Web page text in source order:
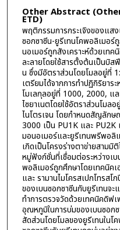
Other Abstract
ETD)
พฤติกรรมการกระเจิงของแส
ซอกซาซีน-ยูรีเทนโคพอลิเมอร์
นอเมอร์ถูกสังเคราะห์ด้วยเทค
ละลายโดยใช้สารตั้งต้นเป็นบิ
น ซึ่งมีอัตราส่วนโดยโมลอยู่ที่
เตรียมได้จากการทำปฏิกิริยา
โมเลกุลอยู่ที่ 1000, 2000, แ
ไซยาเนตโดยใช้อัตราส่วนโมล
ไนโตรเจน โดยกำหนดสัญลัก
3000 เป็น PU1K และ PU2K
มอนอเมอร์และยูรีเทนพรีพอลิ
เกิดเป็นโครงร่างตาข่ายสามมิ
หมู่ฟังก์ชั่นที่เชื่อมต่อระหว่างเ
พอลิเมอร์ถูกศึกษาโดยเทคนิคเ
และ รามานไมโครสเปกโทรสโ
ของเบนซอกซาซีนกับยูรีเทนจ
ทำการตรวจวัดด้วยเทคนิคดิฟ
อุณหภูมิในการบ่มของเบนซอก
สัดส่วนโดยโมลของยูรีเทนในโ